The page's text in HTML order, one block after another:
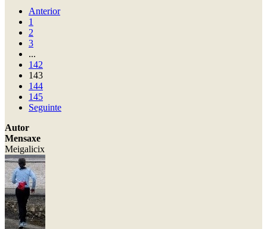
Anterior
1
2
3
...
142
143
144
145
Seguinte
Autor
Mensaxe
Meigalicix